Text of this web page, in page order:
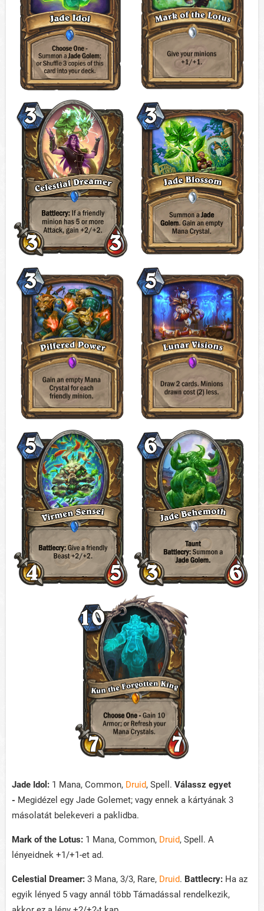
Jade Idol: 1 Mana, Common, Druid, Spell. Válassz egyet
- Megidézel egy Jade Golemet; vagy ennek a kártyának 3
másolatát belekeveri a paklidba.
Mark of the Lotus: 1 Mana, Common, Druid, Spell. A
lényeidnek +1/+1-et ad.
Celestial Dreamer: 3 Mana, 3/3, Rare, Druid. Battlecry: Ha az
egyik lényed 5 vagy annál több Támadással rendelkezik,